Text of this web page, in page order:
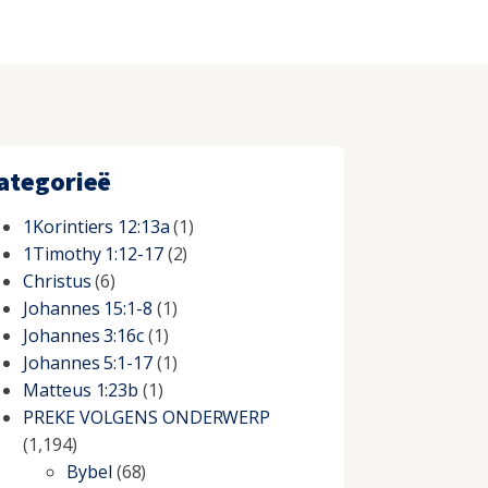
1Korintiers 12:13a(1)
1Timothy 1:12-17(2)
Christus(6)
Johannes 15:1-8 (1)
Johannes 3:16c(1)
Johannes 5:1-17(1)
Matteus 1:23b (1)
PREKE VOLGENS ONDERWERP
(1,194)
Bybel (68)